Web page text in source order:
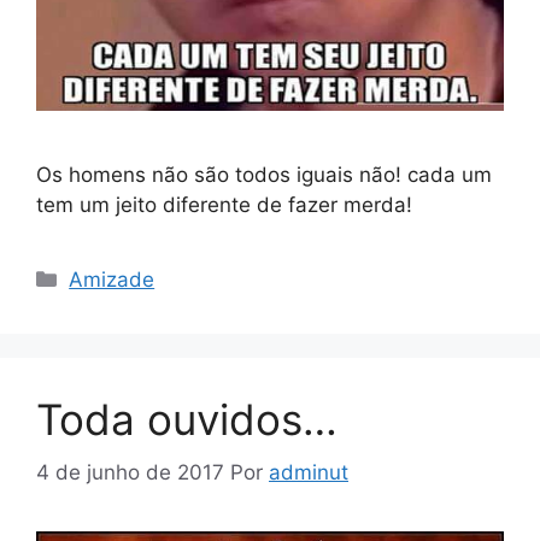
Os homens não são todos iguais não! cada um
tem um jeito diferente de fazer merda!
Categorias
Amizade
Toda ouvidos…
4 de junho de 2017 Por adminut